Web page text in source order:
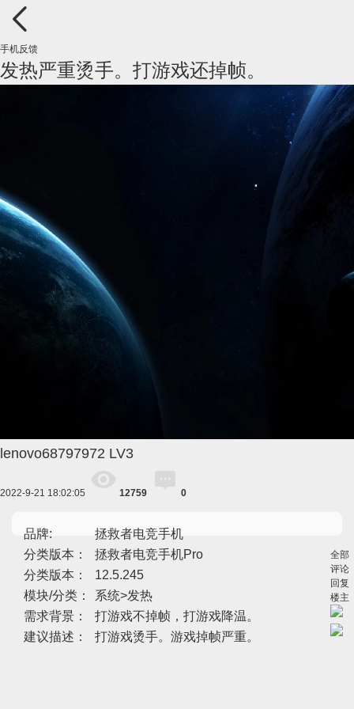
手机反馈
发热严重烫手。打游戏还掉帧。
lenovo68797972 LV3
2022-9-21 18:02:05 12759 0
品牌:
拯救者电竞手机
分类版本：
拯救者电竞手机Pro
分类版本：
12.5.245
模块/分类：
系统>发热
需求背景：
打游戏不掉帧，打游戏降温。
建议描述：
打游戏烫手。游戏掉帧严重。
全部
评论
回复
楼主